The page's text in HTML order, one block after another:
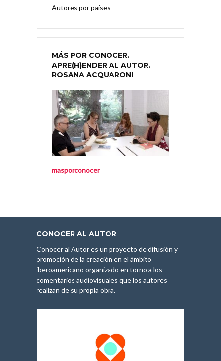
Autores por países
MÁS POR CONOCER.
APRE(H)ENDER AL AUTOR.
ROSANA ACQUARONI
masporconocer
CONOCER AL AUTOR
Conocer al Autor es un proyecto de difusión y
promoción de la creación en el ámbito
iberoamericano organizado en torno a los
comentarios audiovisuales que los autores
realizan de su propia obra.